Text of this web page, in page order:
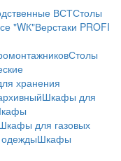
ВСТСтолы
"WК"Верстаки PROFI
Столы
хранения
Шкафы для
для газовых
Шкафы